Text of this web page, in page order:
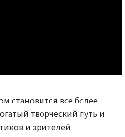
становится все более
творческий путь и
и зрителей